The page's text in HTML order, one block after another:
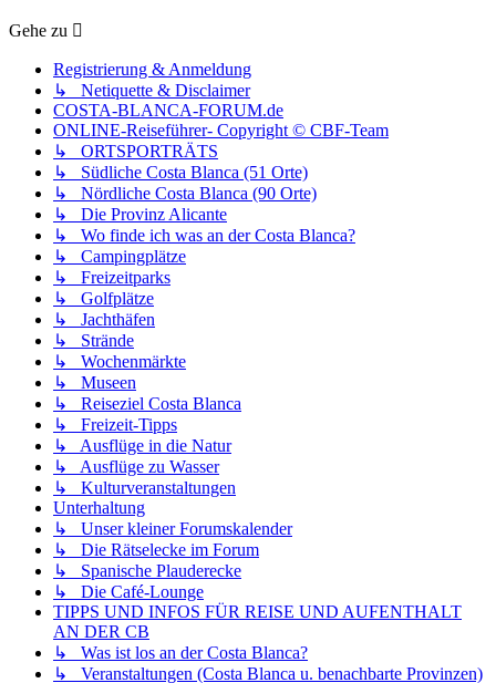
Gehe zu
Registrierung & Anmeldung
↳ Netiquette & Disclaimer
COSTA-BLANCA-FORUM.de
ONLINE-Reiseführer- Copyright © CBF-Team
↳ ORTSPORTRÄTS
↳ Südliche Costa Blanca (51 Orte)
↳ Nördliche Costa Blanca (90 Orte)
↳ Die Provinz Alicante
↳ Wo finde ich was an der Costa Blanca?
↳ Campingplätze
↳ Freizeitparks
↳ Golfplätze
↳ Jachthäfen
↳ Strände
↳ Wochenmärkte
↳ Museen
↳ Reiseziel Costa Blanca
↳ Freizeit-Tipps
↳ Ausflüge in die Natur
↳ Ausflüge zu Wasser
↳ Kulturveranstaltungen
Unterhaltung
↳ Unser kleiner Forumskalender
↳ Die Rätselecke im Forum
↳ Spanische Plauderecke
↳ Die Café-Lounge
TIPPS UND INFOS FÜR REISE UND AUFENTHALT
AN DER CB
↳ Was ist los an der Costa Blanca?
↳ Veranstaltungen (Costa Blanca u. benachbarte Provinzen)